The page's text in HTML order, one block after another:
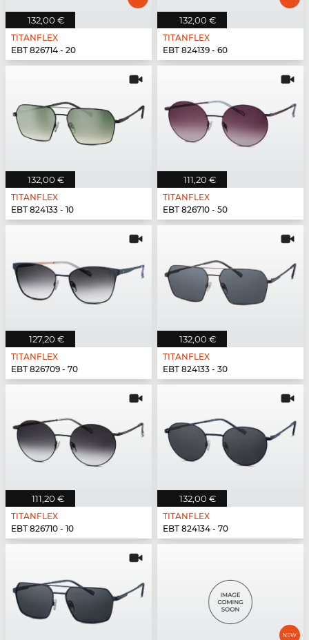
132,00 €
TITANFLEX
EBT 826714 - 20
132,00 €
TITANFLEX
EBT 824139 - 60
132,00 €
TITANFLEX
EBT 824133 - 10
111,20 €
TITANFLEX
EBT 826710 - 50
127,20 €
TITANFLEX
EBT 826709 - 70
132,00 €
TITANFLEX
EBT 824133 - 30
111,20 €
TITANFLEX
EBT 826710 - 10
132,00 €
TITANFLEX
EBT 824134 - 70